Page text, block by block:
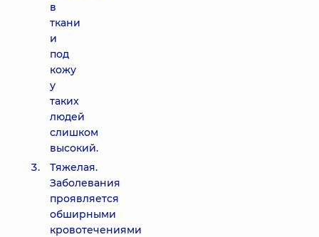
в
ткани
и
под
кожу
у
таких
людей
слишком
высокий.
Тяжелая.
Заболевания
проявляется
обширными
кровотечениями